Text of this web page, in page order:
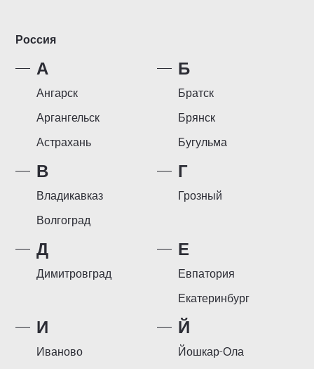
Россия
А
Ангарск
Аргангельск
Астрахань
Б
Братск
Брянск
Бугульма
В
Владикавказ
Волгоград
Г
Грозный
Д
Димитровград
Е
Евпатория
Екатеринбург
И
Иваново
Й
Йошкар-Ола